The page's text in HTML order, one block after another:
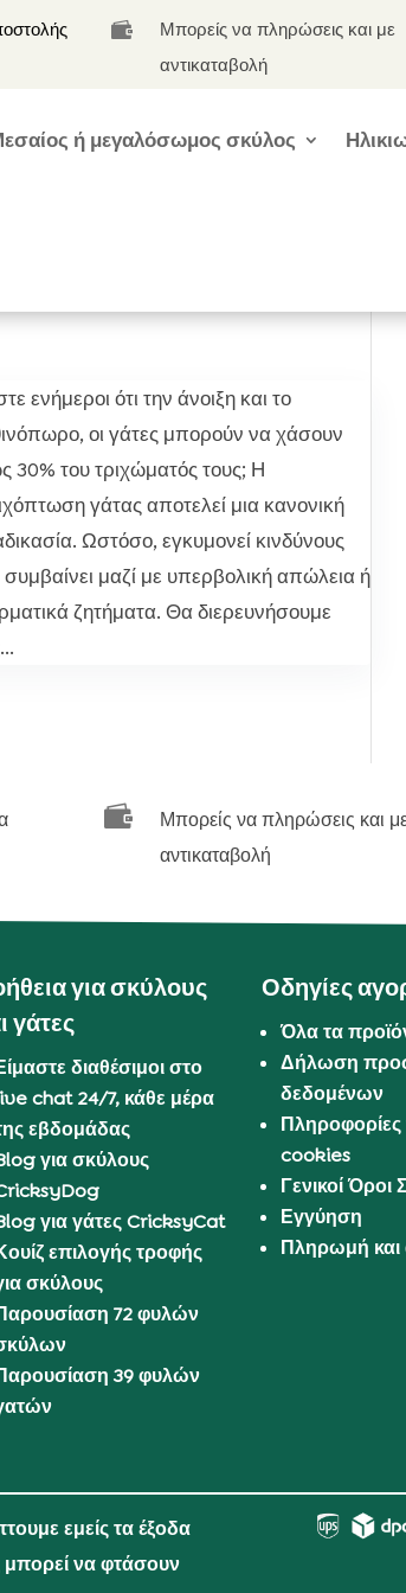

Μπορείς να πληρώσεις και με
αντικαταβολή
ή μεγαλόσωμος σκύλος
ενήμεροι ότι την άνοιξη και το
οι γάτες μπορούν να χάσουν
30% του τριχώματός τους; Η
γάτας αποτελεί μια κανονική
Ωστόσο, εγκυμονεί κινδύνους
μαζί με υπερβολική απώλεια ή
ζητήματα. Θα διερευνήσουμε

Μπορείς να πληρώσεις και
αντικαταβολή
για σκύλους
γάτες
διαθέσιμοι στο
chat 24/7, κάθε μέρα
εβδομάδας
για σκύλους
για γάτες CricksyCat
επιλογής τροφής
σκύλους
72 φυλών
39 φυλών
Οδηγίες
Όλα τα
Δήλωση
δεδομένων
Πληροφορίες
cookies
Γενικοί
Εγγύηση
Πληρωμή
εμείς τα έξοδα
μπορεί να φτάσουν